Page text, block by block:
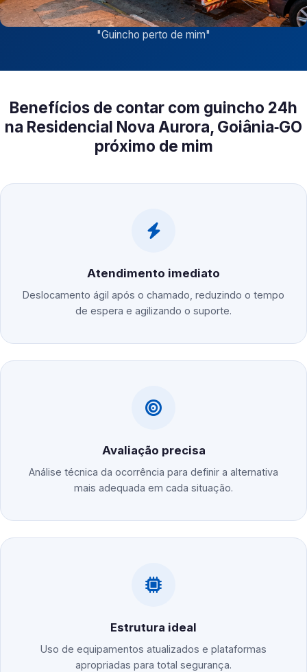
"Guincho perto de mim"
Benefícios de contar com guincho 24h
na Residencial Nova Aurora, Goiânia‑GO
próximo de mim
Atendimento imediato
Deslocamento ágil após o chamado, reduzindo o tempo
de espera e agilizando o suporte.
Avaliação precisa
Análise técnica da ocorrência para definir a alternativa
mais adequada em cada situação.
Estrutura ideal
Uso de equipamentos atualizados e plataformas
apropriadas para total segurança.